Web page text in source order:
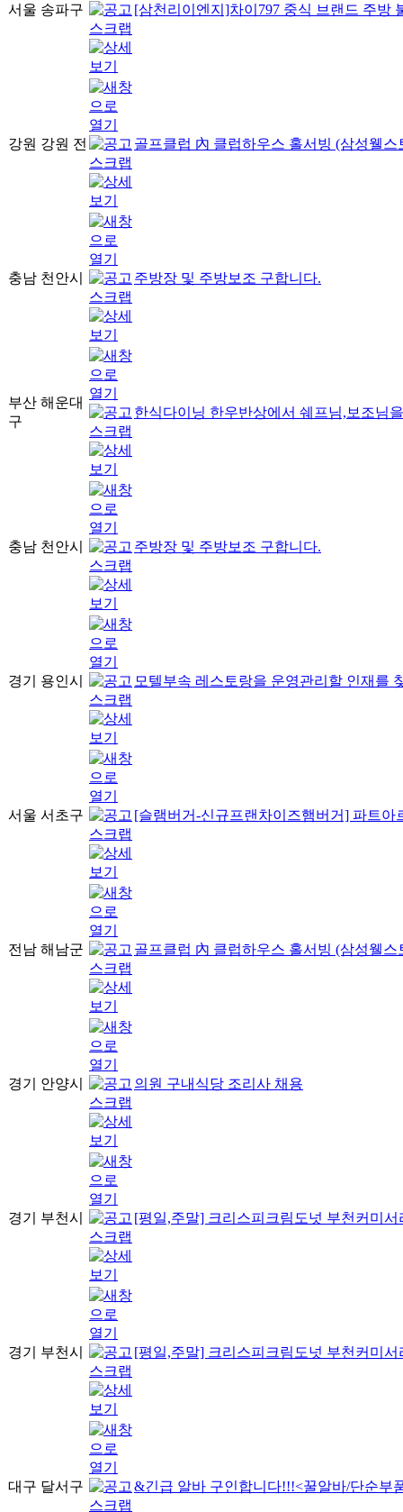
서울 송파구 [삼천리이엔지]차이797 중식 브랜드 주방
강원 강원 전 골프클럽 內 클럽하우스 홀서빙 (삼성웰
충남 천안시 주방장 및 주방보조 구합니다.
부산 해운대
구
한식다이닝 한우반상에서 쉐프님,보조님
충남 천안시 주방장 및 주방보조 구합니다.
경기 용인시 모텔부속 레스토랑을 운영관리할 인재를
서울 서초구 [슬램버거-신규프랜차이즈햄버거] 파트
전남 해남군 골프클럽 內 클럽하우스 홀서빙 (삼성웰
경기 안양시 의원 구내식당 조리사 채용
경기 부천시 [평일,주말] 크리스피크림도넛 부천커미
경기 부천시 [평일,주말] 크리스피크림도넛 부천커미
대구 달서구 &긴급 알바 구인합니다!!!<꿀알바/단순부